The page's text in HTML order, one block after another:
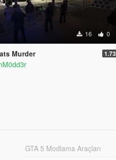
16 0
Murder 1.73
GTA 5 Modlama Araçları